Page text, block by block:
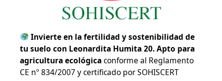
Invierte en la fertilidad y sostenibilidad de
tu suelo con Leonardita Humita 20.Apto para
agricultura ecológicaconforme al Reglamento
CE nº 834/2007 y certificado por SOHISCERT